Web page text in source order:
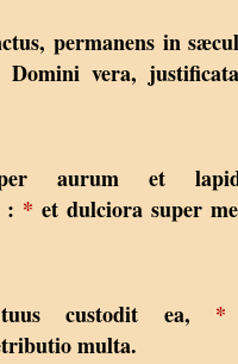
permanens in
Domini vera,
aurum et
: * et dulciora super
custodit ea, *
multa.